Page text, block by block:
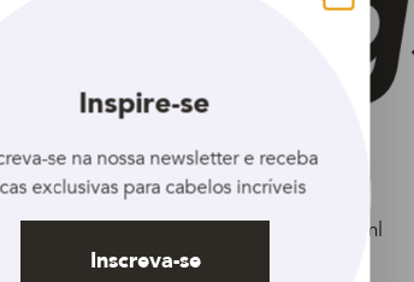
Acondicionador DOVE
Regeneración + Retinol 200 ml
Fechar
Inspire-se
se na nossa newsletter e receba
exclusivas para cabelos incríveis
Inscreva-se